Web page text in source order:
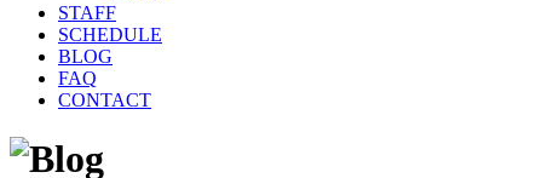
STAFF
SCHEDULE
BLOG
FAQ
CONTACT